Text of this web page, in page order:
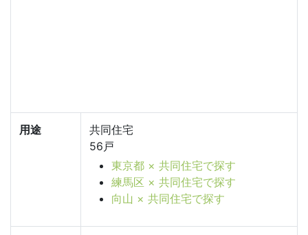
用途
共同住宅
56戸
東京都 × 共同住宅で探す
練馬区 × 共同住宅で探す
向山 × 共同住宅で探す